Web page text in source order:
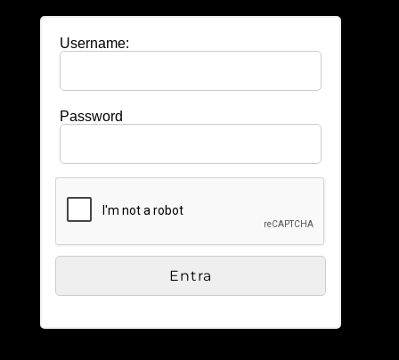
Username:
Password